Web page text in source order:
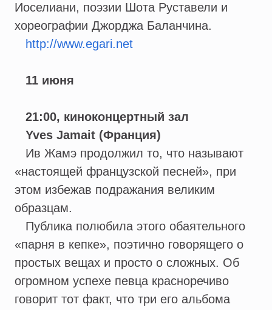
Иоселиани, поэзии Шота Руставели и
хореографии Джорджа Баланчина.
http://www.egari.net
11 июня
21:00, киноконцертный зал
Yves Jamait (Франция)
Ив Жамэ продолжил то, что называют
«настоящей французской песней», при
этом избежав подражания великим
образцам.
Публика полюбила этого обаятельного
«парня в кепке», поэтично говорящего о
простых вещах и просто о сложных. Об
огромном успехе певца красноречиво
говорит тот факт, что три его альбома